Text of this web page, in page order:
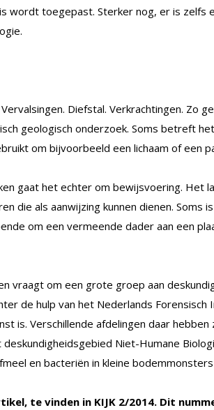
wordt toegepast. Sterker nog, er is zelfs
Diefstal. Verkrachtingen. Zo
geologisch onderzoek. Soms betreft
om bijvoorbeeld een lichaam of een
gaat het echter om bewijsvoering. Het
die als aanwijzing kunnen dienen. Soms
om een vermeende dader aan een
vraagt om een grote groep aan
de hulp van het Nederlands Forensisch
is. Verschillende afdelingen daar
Niet-Humane
en bacteriën in kleine
te vinden in KIJK 2/2014. Dit